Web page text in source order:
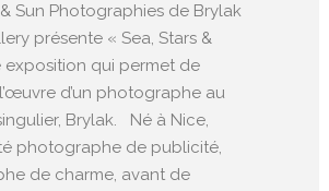
Sun Photographies de Brylak
présente « Sea, Stars &
exposition qui permet de
d’un photographe au
Brylak. Né à Nice,
photographe de publicité,
de charme, avant de